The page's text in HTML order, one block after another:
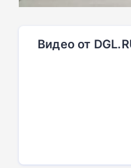
Видео от